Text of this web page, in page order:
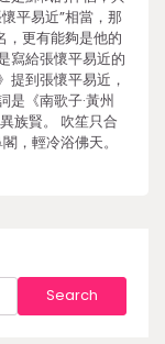
平易近”相當，那
，更有能夠是他的
寫給張懷平易近的
提到張懷平易近，
是《南歌子·黃州
族賢。 吹笙只合
，輕冷浴佛天。
Search